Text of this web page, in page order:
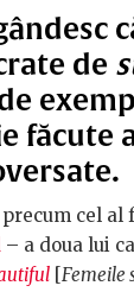
de
făcute
cel al
– a doua lui
Femeile